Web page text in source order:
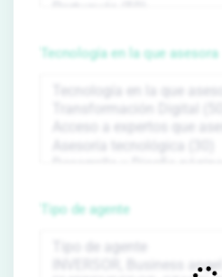
Tecnología en la que asesora
Tipo de agente